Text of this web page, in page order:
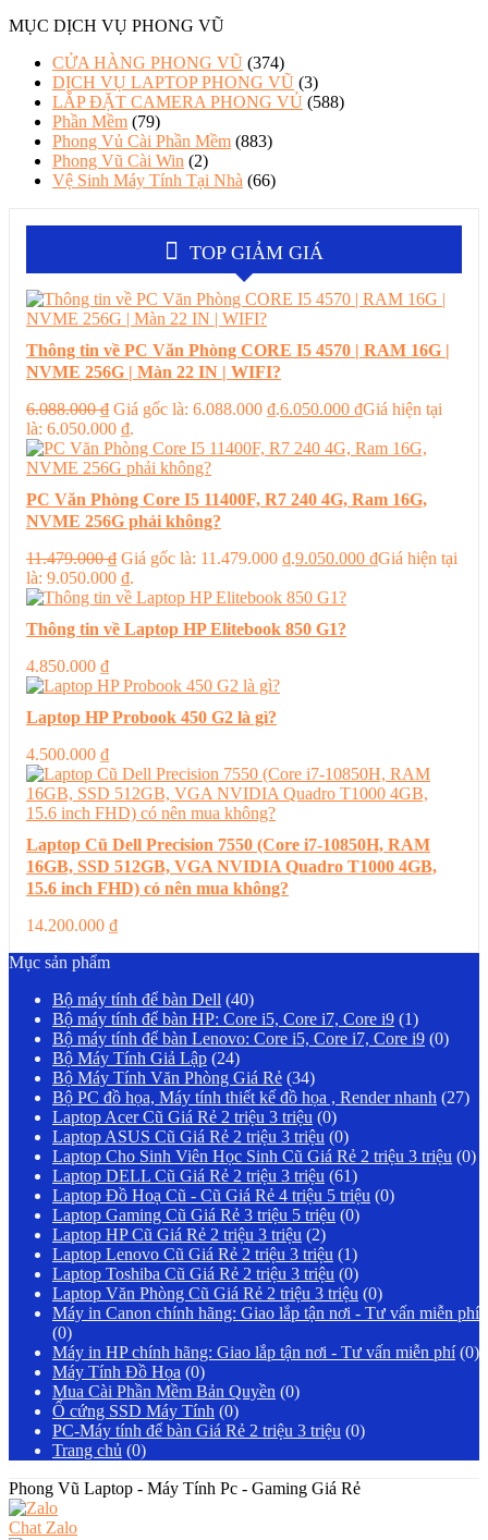
MỤC DỊCH VỤ PHONG VŨ
CỬA HÀNG PHONG VŨ (374)
DỊCH VỤ LAPTOP PHONG VŨ (3)
LẮP ĐẶT CAMERA PHONG VỦ (588)
Phần Mềm (79)
Phong Vủ Cài Phần Mềm (883)
Phong Vũ Cài Win (2)
Vệ Sinh Máy Tính Tại Nhà (66)
TOP GIẢM GIÁ
Thông tin về PC Văn Phòng CORE I5 4570 | RAM 16G |
NVME 256G | Màn 22 IN | WIFI?
6.088.000₫ Giá gốc là: 6.088.000 ₫.6.050.000 ₫Giá hiện tại
là: 6.050.000 ₫.
PC Văn Phòng Core I5 11400F, R7 240 4G, Ram 16G,
NVME 256G phải không?
11.479.000₫ Giá gốc là: 11.479.000 ₫.9.050.000 ₫Giá hiện tại
là: 9.050.000 ₫.
Thông tin về Laptop HP Elitebook 850 G1?
4.850.000 ₫
Laptop HP Probook 450 G2 là gì?
4.500.000 ₫
Laptop Cũ Dell Precision 7550 (Core i7-10850H, RAM
16GB, SSD 512GB, VGA NVIDIA Quadro T1000 4GB,
15.6 inch FHD) có nên mua không?
14.200.000 ₫
Mục sản phẩm
Bộ máy tính để bàn Dell (40)
Bộ máy tính để bàn HP: Core i5, Core i7, Core i9 (1)
Bộ máy tính để bàn Lenovo: Core i5, Core i7, Core i9 (0)
Bộ Máy Tính Giả Lập (24)
Bộ Máy Tính Văn Phòng Giá Rẻ (34)
Bộ PC đồ họa, Máy tính thiết kế đồ họa , Render nhanh (27)
Laptop Acer Cũ Giá Rẻ 2 triệu 3 triệu (0)
Laptop ASUS Cũ Giá Rẻ 2 triệu 3 triệu (0)
Laptop Cho Sinh Viên Học Sinh Cũ Giá Rẻ 2 triệu 3 triệu (0)
Laptop DELL Cũ Giá Rẻ 2 triệu 3 triệu (61)
Laptop Đồ Hoạ Cũ - Cũ Giá Rẻ 4 triệu 5 triệu (0)
Laptop Gaming Cũ Giá Rẻ 3 triệu 5 triệu (0)
Laptop HP Cũ Giá Rẻ 2 triệu 3 triệu (2)
Laptop Lenovo Cũ Giá Rẻ 2 triệu 3 triệu (1)
Laptop Toshiba Cũ Giá Rẻ 2 triệu 3 triệu (0)
Laptop Văn Phòng Cũ Giá Rẻ 2 triệu 3 triệu (0)
Máy in Canon chính hãng: Giao lắp tận nơi - Tư vấn miễn phí
(0)
Máy in HP chính hãng: Giao lắp tận nơi - Tư vấn miễn phí (0)
Máy Tính Đồ Họa (0)
Mua Cài Phần Mềm Bản Quyền (0)
Ổ cứng SSD Máy Tính (0)
PC-Máy tính để bàn Giá Rẻ 2 triệu 3 triệu (0)
Trang chủ (0)
Phong Vũ Laptop - Máy Tính Pc - Gaming Giá Rẻ
Chat Zalo